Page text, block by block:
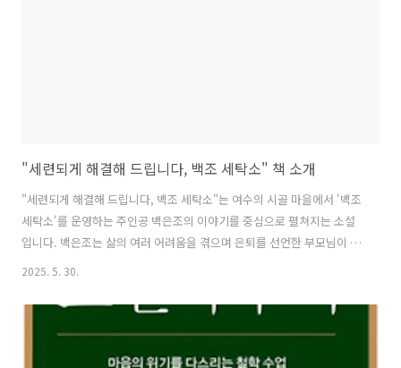
"세련되게 해결해 드립니다, 백조 세탁소" 책 소개
"세련되게 해결해 드립니다, 백조 세탁소"는 여수의 시골 마을에서 '백조
세탁소'를 운영하는 주인공 백은조의 이야기를 중심으로 펼쳐지는 소설
입니다. 백은조는 삶의 여러 어려움을 겪으며 은퇴를 선언한 부모님이 운
영하시던 세탁소를 운영하는 인물입니다. 그녀의 세탁소는 단순한 옷을
소통의 장입니다. 백은조는 특유의 따뜻하고 세련된 마음씨로 주변 이들
의 고민과 갈등을 섬세하게 관찰하고, 때로는 행동으로 그들의 마음속 때
2025. 5. 30.